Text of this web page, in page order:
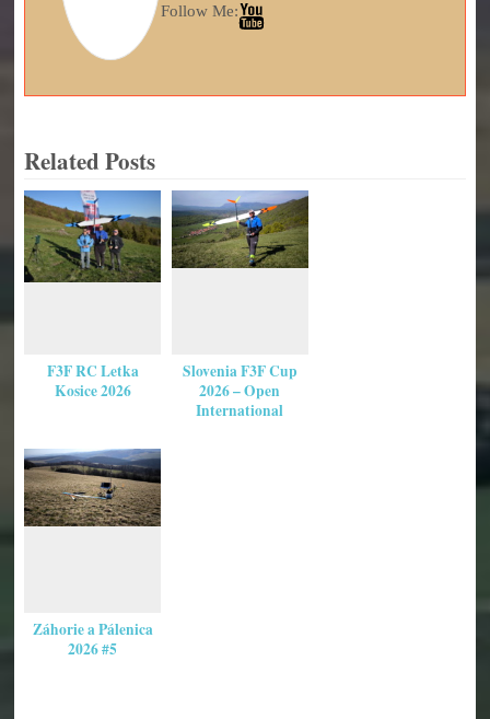
Follow Me:
Related Posts
F3F RC Letka
Kosice 2026
Slovenia F3F Cup
2026 – Open
International
Záhorie a Pálenica
2026 #5